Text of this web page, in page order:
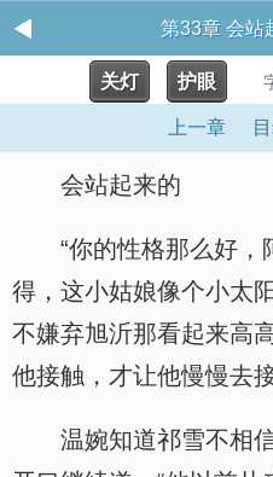
第33章 会站
关灯 护眼 字
上一章
会站起来的
“你的性格那么好
得，这小姑娘像个小太
不嫌弃旭沂那看起来高
他接触，才让他慢慢去
温婉知道祁雪不相